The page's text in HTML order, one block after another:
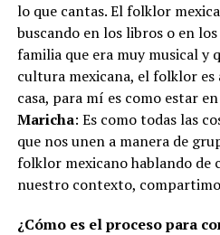
lo que cantas. El folklor
buscando en los libros o en
familia que era muy musical y
cultura mexicana, el folklor es
casa, para mí es como estar
Maricha: Es como todas las
que nos unen a manera de
folklor mexicano hablando de
nuestro contexto,
¿Cómo es el proceso para